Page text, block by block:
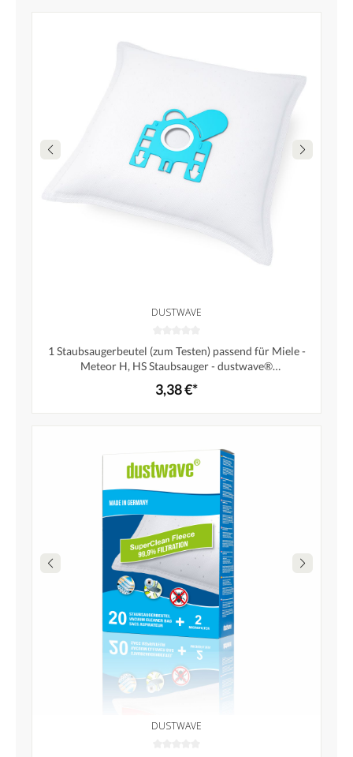
DUSTWAVE
1 Staubsaugerbeutel (zum Testen) passend für Miele -
Meteor H, HS Staubsauger - dustwave®
Markenstaubbeutel / Made in Germany + inkl. Microfilter
3,38 €*
DUSTWAVE